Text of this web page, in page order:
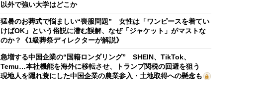
以外で強い大学はどこか
猛暑のお葬式で悩ましい“喪服問題” 女性は「ワンピースを着てい
けばOK」という俗説に潜む誤解、なぜ「ジャケット」がマストな
のか？《1級葬祭ディレクターが解説》
急増する中国企業の“国籍ロンダリング” SHEIN、TikTok、
Temu…本社機能を海外に移転させ、トランプ関税の回避を狙う
現地人を隠れ蓑にした中国企業の農業参入・土地取得への懸念も